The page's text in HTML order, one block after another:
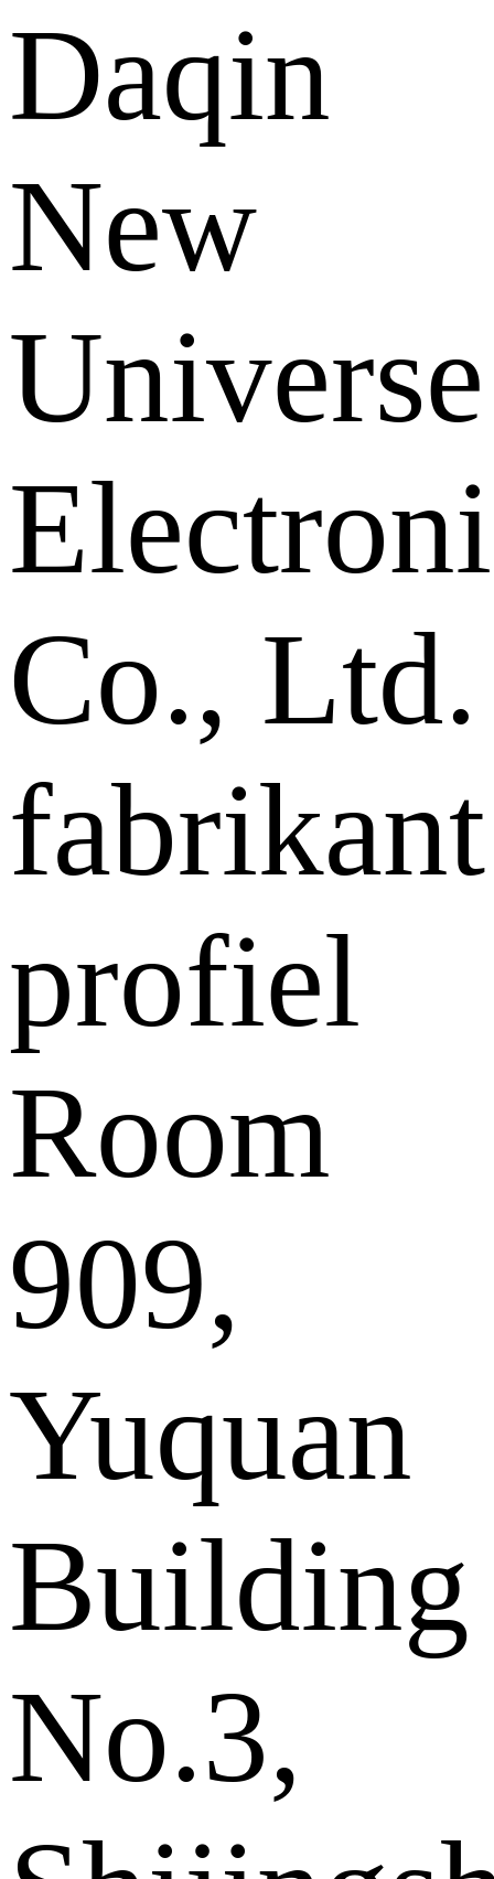
Daqin
New
Universe
Co., Ltd.
fabrikant
profiel
Room
909,
Yuquan
Building
No.3,